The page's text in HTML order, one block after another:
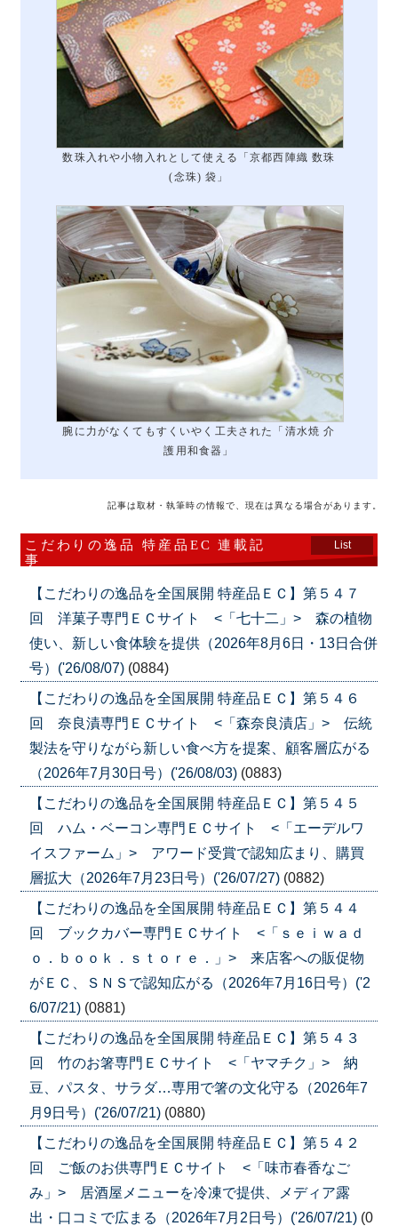
数珠入れや小物入れとして使える「京都西陣織 数珠
(念珠) 袋」
腕に力がなくてもすくいやく工夫された「清水焼 介
護用和食器」
記事は取材・執筆時の情報で、現在は異なる場合があります。
こだわりの逸品 特産品EC 連載記
事
List
【こだわりの逸品を全国展開 特産品ＥＣ】第５４７
回 洋菓子専門ＥＣサイト <「七十二」> 森の植物
使い、新しい食体験を提供（2026年8月6日・13日合併
号）('26/08/07) (0884)
【こだわりの逸品を全国展開 特産品ＥＣ】第５４６
回 奈良漬専門ＥＣサイト <「森奈良漬店」> 伝統
製法を守りながら新しい食べ方を提案、顧客層広がる
（2026年7月30日号）('26/08/03) (0883)
【こだわりの逸品を全国展開 特産品ＥＣ】第５４５
回 ハム・ベーコン専門ＥＣサイト <「エーデルワ
イスファーム」> アワード受賞で認知広まり、購買
層拡大（2026年7月23日号）('26/07/27) (0882)
【こだわりの逸品を全国展開 特産品ＥＣ】第５４４
回 ブックカバー専門ＥＣサイト <「ｓｅｉｗａｄ
ｏ．ｂｏｏｋ．ｓｔｏｒｅ．」> 来店客への販促物
がＥＣ、ＳＮＳで認知広がる（2026年7月16日号）('2
6/07/21) (0881)
【こだわりの逸品を全国展開 特産品ＥＣ】第５４３
回 竹のお箸専門ＥＣサイト <「ヤマチク」> 納
豆、パスタ、サラダ…専用で箸の文化守る（2026年7
月9日号）('26/07/21) (0880)
【こだわりの逸品を全国展開 特産品ＥＣ】第５４２
回 ご飯のお供専門ＥＣサイト <「味市春香なご
み」> 居酒屋メニューを冷凍で提供、メディア露
出・口コミで広まる（2026年7月2日号）('26/07/21) (0